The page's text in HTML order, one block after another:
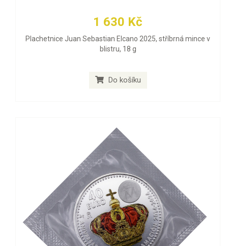
1 630 Kč
Plachetnice Juan Sebastian Elcano 2025, stříbrná mince v
blistru, 18 g
Do košíku